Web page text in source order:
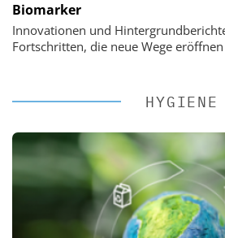
Biomarker
Innovationen und
Fortschritten, die neue Wege eröffnen
HYGIENE